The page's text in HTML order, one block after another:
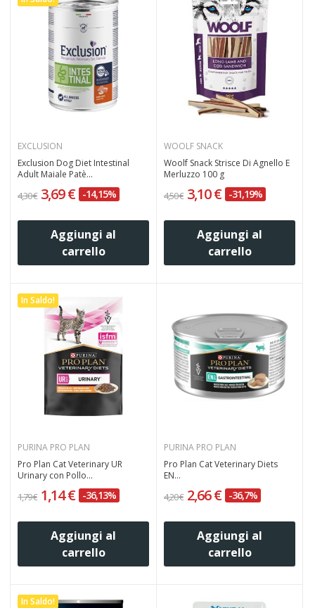
EXCLUSION
Exclusion Dog Diet Intestinal
Adult Maiale Patè...
4,30 € 3,69 € -14,15%
Aggiungi al
carrello
WOOLF SNACK
Woolf Snack Strisce Di Agnello E
Merluzzo 100 g
4,50 € 3,10 € -31,19%
Aggiungi al
carrello
In Saldo!
PURINA PRO PLAN
Pro Plan Cat Veterinary UR
Urinary con Pollo...
1,79 € 1,14 € -36,13%
Aggiungi al
carrello
PURINA PRO PLAN
Pro Plan Cat Veterinary Diets
EN...
4,20 € 2,66 € -36,7%
Aggiungi al
carrello
In Saldo!